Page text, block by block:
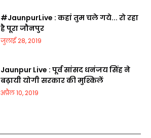
#JaunpurLive : कहां तुम चले गये... रो रहा
है पूरा जौनपुर
जुलाई 28, 2019
Jaunpur Live : पूर्व सांसद धनंजय सिंह ने
बढ़ायी योगी सरकार की मुश्किलें
अप्रैल 10, 2019